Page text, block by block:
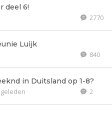
deel 6!
2770
Luijk
840
in Duitsland op 1-8?
2